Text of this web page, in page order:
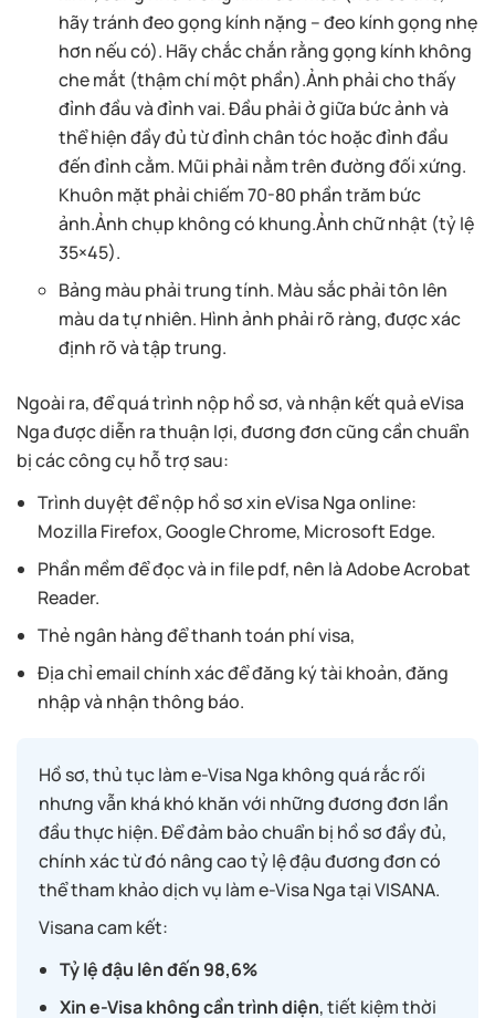
hãy tránh đeo gọng kính nặng – đeo kính gọng nhẹ
hơn nếu có). Hãy chắc chắn rằng gọng kính không
che mắt (thậm chí một phần).Ảnh phải cho thấy
đỉnh đầu và đỉnh vai. Đầu phải ở giữa bức ảnh và
thể hiện đầy đủ từ đỉnh chân tóc hoặc đỉnh đầu
đến đỉnh cằm. Mũi phải nằm trên đường đối xứng.
Khuôn mặt phải chiếm 70-80 phần trăm bức
ảnh.Ảnh chụp không có khung.Ảnh chữ nhật (tỷ lệ
35×45).
Bảng màu phải trung tính. Màu sắc phải tôn lên
màu da tự nhiên. Hình ảnh phải rõ ràng, được xác
định rõ và tập trung.
Ngoài ra, để quá trình nộp hồ sơ, và nhận kết quả eVisa
Nga được diễn ra thuận lợi, đương đơn cũng cần chuẩn
bị các công cụ hỗ trợ sau:
Trình duyệt để nộp hồ sơ xin eVisa Nga online:
Mozilla Firefox, Google Chrome, Microsoft Edge.
Phần mềm để đọc và in file pdf, nên là Adobe Acrobat
Reader.
Thẻ ngân hàng để thanh toán phí visa,
Địa chỉ email chính xác để đăng ký tài khoản, đăng
nhập và nhận thông báo.
Hồ sơ, thủ tục làm e-Visa Nga không quá rắc rối
nhưng vẫn khá khó khăn với những đương đơn lần
đầu thực hiện. Để đảm bảo chuẩn bị hồ sơ đầy đủ,
chính xác từ đó nâng cao tỷ lệ đậu đương đơn có
thể tham khảo dịch vụ làm e-Visa Nga tại VISANA.
Visana cam kết:
Tỷ lệ đậu lên đến 98,6%
Xin e-Visa không cần trình diện, tiết kiệm thời